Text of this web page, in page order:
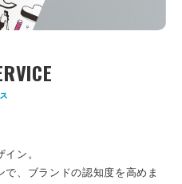
ン。
、ブランドの認知度を高めま